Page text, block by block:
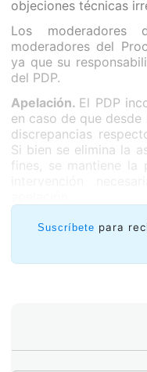
objeciones técnicas
Los
moderadores del
ya que su
del PDP.
Apelación. El PDP
en caso de que
discrepancias
Si bien se elimina la
fines, se mantiene la
Suscríbete para